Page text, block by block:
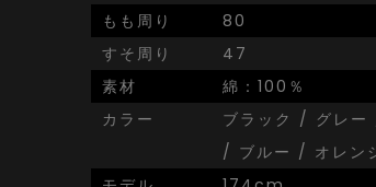
もも周り
80
すそ周り
47
素材
綿：100％
カラー
ブラック / グレー
/ ブルー / オレン